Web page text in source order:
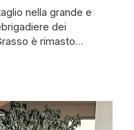
nella grande e
dei
è rimasto
infatti, l’uomo
degli Ammalati, sita
[…]